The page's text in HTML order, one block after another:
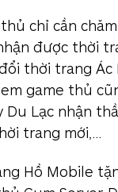
chỉ cần
được thời
thời trang Ác
game thủ
Lạc nhận
trang mới,…